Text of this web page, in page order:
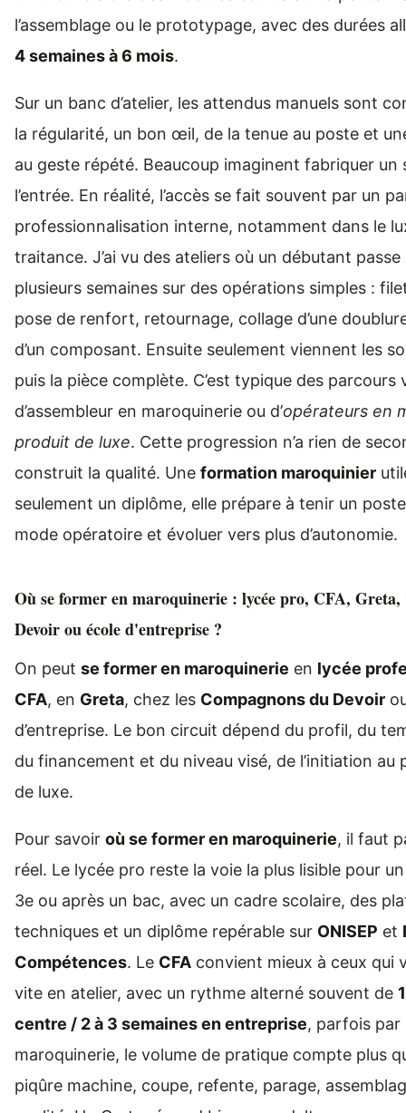
l’assemblage ou le prototypage, avec des durées
4 semaines à 6 mois.
Sur un banc d’atelier, les attendus manuels sont
la régularité, un bon œil, de la tenue au poste et
au geste répété. Beaucoup imaginent fabriquer un
l’entrée. En réalité, l’accès se fait souvent par un
professionnalisation interne, notamment dans le
traitance. J’ai vu des ateliers où un débutant passe
plusieurs semaines sur des opérations simples :
pose de renfort, retournage, collage d’une
d’un composant. Ensuite seulement viennent les
puis la pièce complète. C’est typique des parcours
d’assembleur en maroquinerie ou d’opérateurs en
produit de luxe. Cette progression n’a rien de
construit la qualité. Une formation maroquinier
seulement un diplôme, elle prépare à tenir un
mode opératoire et évoluer vers plus d’autonomie.
Où se former en maroquinerie : lycée pro, CFA, Greta,
Devoir ou école d'entreprise ?
On peut se former en maroquinerie en lycée
CFA, en Greta, chez les Compagnons du Devoir
d’entreprise. Le bon circuit dépend du profil, du
du financement et du niveau visé, de l’initiation au
de luxe.
Pour savoir où se former en maroquinerie, il faut
réel. Le lycée pro reste la voie la plus lisible pour
3e ou après un bac, avec un cadre scolaire, des
techniques et un diplôme repérable sur ONISEP et
Compétences. Le CFA convient mieux à ceux qui
vite en atelier, avec un rythme alterné souvent de
centre / 2 à 3 semaines en entreprise, parfois par
maroquinerie, le volume de pratique compte plus
piqûre machine, coupe, refente, parage,